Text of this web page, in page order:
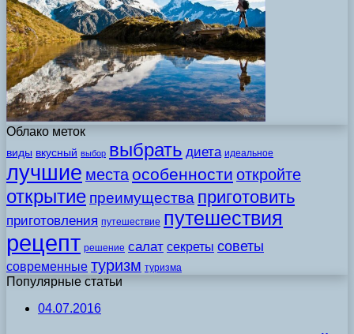
Облако меток
виды вкусный выбор выбрать диета идеальное
лучшие места особенности откройте
открытие преимущества приготовить
приготовления путешествие путешествия
рецепт решение салат секреты советы
современные туризм туризма
Популярные статьи
04.07.2016